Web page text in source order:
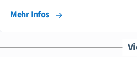
Mehr Infos